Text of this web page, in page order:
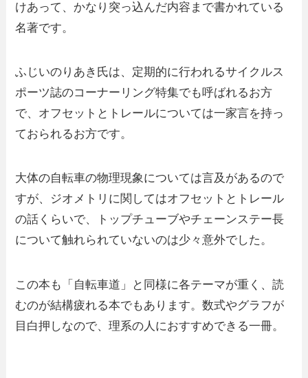
けあって、かなり突っ込んだ内容まで書かれている
名著です。
ふじいのりあき氏は、定期的に行われるサイクルス
ポーツ誌のコーナーリング特集でも呼ばれるお方
で、オフセットとトレールについては一家言を持っ
ておられるお方です。
大体の自転車の物理現象については言及があるので
すが、ジオメトリに関してはオフセットとトレール
の話くらいで、トップチューブやチェーンステー長
について触れられていないのは少々意外でした。
この本も「自転車道」と同様に各テーマが重く、読
むのが結構疲れる本でもあります。数式やグラフが
目白押しなので、理系の人におすすめできる一冊。